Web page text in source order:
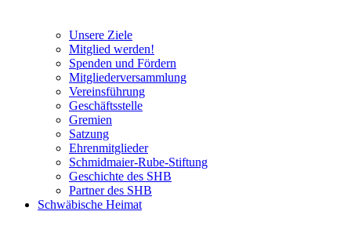
Unsere Ziele
Mitglied werden!
Spenden und Fördern
Mitgliederversammlung
Vereinsführung
Geschäftsstelle
Gremien
Satzung
Ehrenmitglieder
Schmidmaier-Rube-Stiftung
Geschichte des SHB
Partner des SHB
Schwäbische Heimat